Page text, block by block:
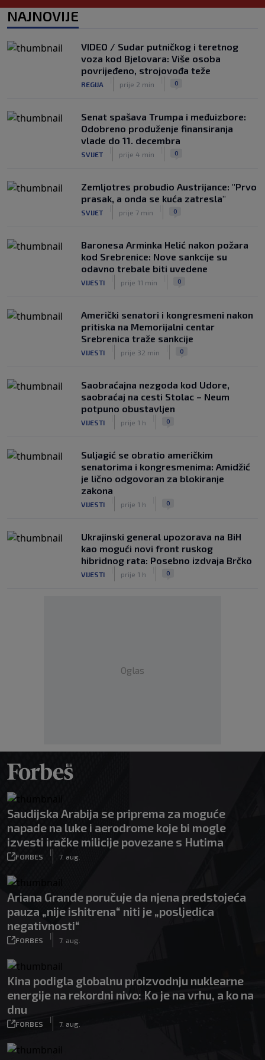
NOGOMET 7. aug.
prvenstvo ispod cijene?
NOGOMET 7. aug.
| 0
NAJNOVIJE
VIDEO / Sudar putničkog i teretnog
voza kod Bjelovara: Više osoba
povrijeđeno, strojovođa teže
REGIJA prije 2 min 0
Senat spašava Trumpa i međuizbore:
Odobreno produženje finansiranja
vlade do 11. decembra
SVIJET prije 4 min 0
Zemljotres probudio Austrijance: "Prvo
prasak, a onda se kuća zatresla"
SVIJET prije 7 min 0
Baronesa Arminka Helić nakon požara
kod Srebrenice: Nove sankcije su
odavno trebale biti uvedene
VIJESTI prije 11 min 0
Američki senatori i kongresmeni nakon
pritiska na Memorijalni centar
Srebrenica traže sankcije
VIJESTI prije 32 min 0
Saobraćajna nezgoda kod Udore,
saobraćaj na cesti Stolac – Neum
potpuno obustavljen
VIJESTI prije 1 h 0
Suljagić se obratio američkim
senatorima i kongresmenima: Amidžić
je lično odgovoran za blokiranje
zakona
VIJESTI prije 1 h 0
Ukrajinski general upozorava na BiH
kao mogući novi front ruskog
hibridnog rata: Posebno izdvaja Brčko
VIJESTI prije 1 h 0
Oglas
Saudijska Arabija se priprema za moguće
napade na luke i aerodrome koje bi mogle
izvesti iračke milicije povezane s Hutima
FORBES
|
7. aug.
Ariana Grande poručuje da njena predstojeća
pauza „nije ishitrena“ niti je „posljedica
negativnosti“
FORBES
|
7. aug.
Kina podigla globalnu proizvodnju nuklearne
energije na rekordni nivo: Ko je na vrhu, a ko na
dnu
FORBES
|
7. aug.